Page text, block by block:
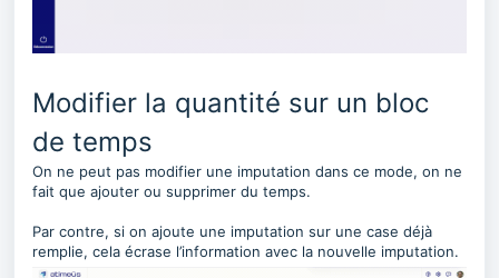
Modifier la quantité sur un bloc
de temps
On ne peut pas modifier une imputation dans ce mode, on ne
fait que ajouter ou supprimer du temps.
Par contre, si on ajoute une imputation sur une case déjà
remplie, cela écrase l’information avec la nouvelle imputation.